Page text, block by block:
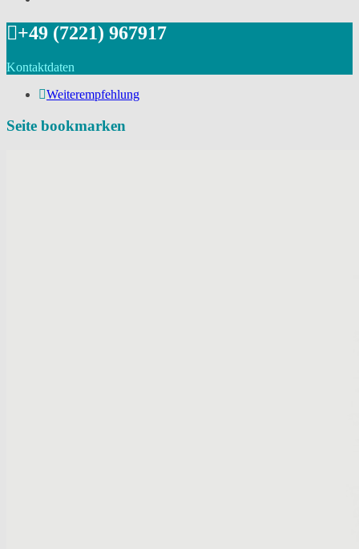
+49 (7221) 967917
Kontaktdaten
Weiterempfehlung
Seite bookmarken